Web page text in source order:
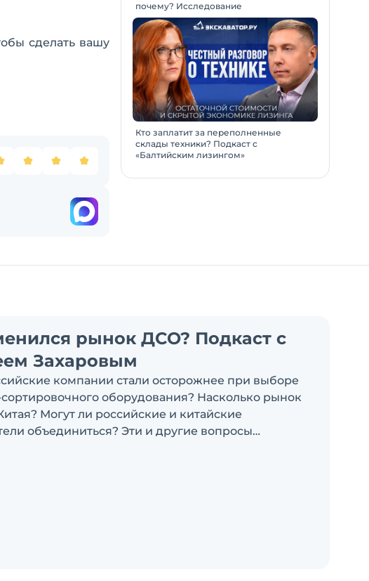
сделать вашу
почему? Исследование
Кто заплатит за переполненные
склады техники? Подкаст с
«Балтийским лизингом»
рынок ДСО? Подкаст с
Захаровым
компании стали осторожнее при выборе
оборудования? Насколько рынок
Могут ли российские и китайские
объединиться? Эти и другие вопросы